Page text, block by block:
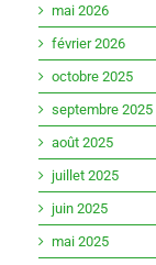
mai 2026
février 2026
octobre 2025
septembre 2025
août 2025
juillet 2025
juin 2025
mai 2025